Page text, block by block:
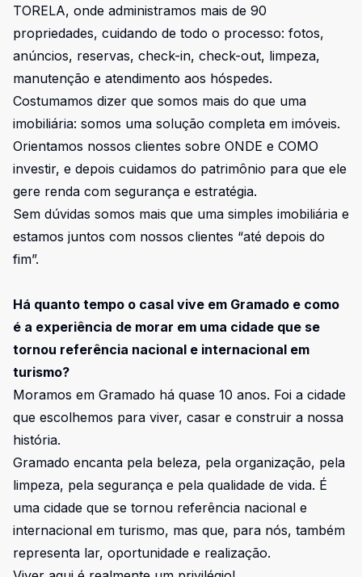
TORELA, onde administramos mais de 90
propriedades, cuidando de todo o processo: fotos,
anúncios, reservas, check-in, check-out, limpeza,
manutenção e atendimento aos hóspedes.
Costumamos dizer que somos mais do que uma
imobiliária: somos uma solução completa em imóveis.
Orientamos nossos clientes sobre ONDE e COMO
investir, e depois cuidamos do patrimônio para que ele
gere renda com segurança e estratégia.
Sem dúvidas somos mais que uma simples imobiliária e
estamos juntos com nossos clientes “até depois do
fim”.
Há quanto tempo o casal vive em Gramado e como
é a experiência de morar em uma cidade que se
tornou referência nacional e internacional em
turismo?
Moramos em Gramado há quase 10 anos. Foi a cidade
que escolhemos para viver, casar e construir a nossa
história.
Gramado encanta pela beleza, pela organização, pela
limpeza, pela segurança e pela qualidade de vida. É
uma cidade que se tornou referência nacional e
internacional em turismo, mas que, para nós, também
representa lar, oportunidade e realização.